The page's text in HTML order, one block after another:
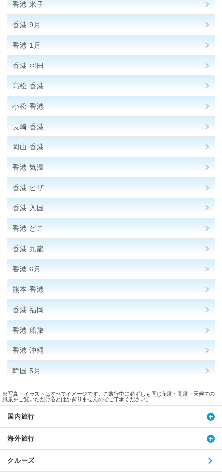
香港 米子
香港 9月
香港 1月
香港 羽田
高松 香港
小松 香港
長崎 香港
岡山 香港
香港 気温
香港 ビザ
香港 入国
香港 どこ
香港 九龍
香港 6月
熊本 香港
香港 福岡
香港 船旅
香港 沖縄
韓国 5月
※写真・イラストはすべてイメージです。ご旅行中に必ずしも同じ角度・高度・天候での
風景をご覧いただけるとはかぎりませんのでご了承ください。
国内旅行
海外旅行
クルーズ